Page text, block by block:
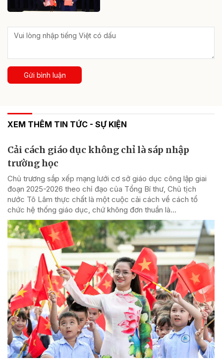
Gửi bình luận
XEM THÊM TIN TỨC - SỰ KIỆN
Cải cách giáo dục không chỉ là sáp nhập
trường học
Chủ trương sắp xếp mạng lưới cơ sở giáo dục công lập giai
đoạn 2025-2026 theo chỉ đạo của Tổng Bí thư, Chủ tịch
nước Tô Lâm thực chất là một cuộc cải cách về cách tổ
chức hệ thống giáo dục, chứ không đơn thuần là...